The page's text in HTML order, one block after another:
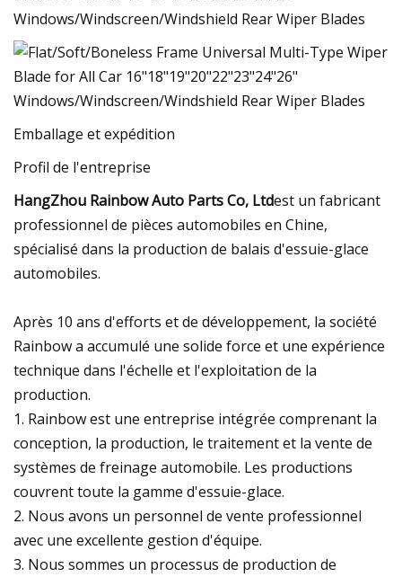
Emballage et expédition
Profil de l'entreprise
HangZhou Rainbow Auto Parts Co, Ltdest un fabricant
professionnel de pièces automobiles en Chine,
spécialisé dans la production de balais d'essuie-glace
automobiles.
Après 10 ans d'efforts et de développement, la société
Rainbow a accumulé une solide force et une expérience
technique dans l'échelle et l'exploitation de la
production.
1. Rainbow est une entreprise intégrée comprenant la
conception, la production, le traitement et la vente de
systèmes de freinage automobile. Les productions
couvrent toute la gamme d'essuie-glace.
2. Nous avons un personnel de vente professionnel
avec une excellente gestion d'équipe.
3. Nous sommes un processus de production de